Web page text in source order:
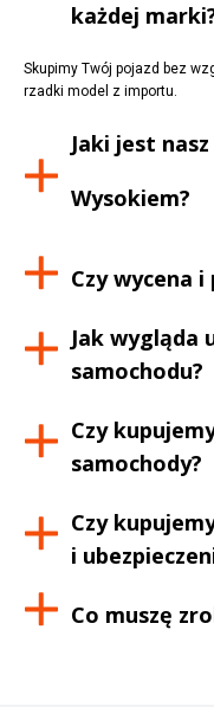
każdej
Skupimy Twój pojazd bez
rzadki model z importu.
Jaki jest
Wysokiem?
Czy wycena
Jak wygląda
samochodu?
Czy
samochody?
Czy
i
Co muszę